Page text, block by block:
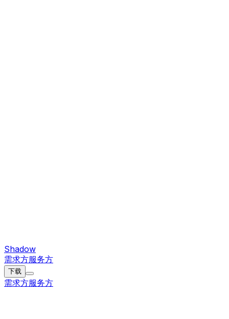
Shadow
需求方服务方
下载
需求方服务方